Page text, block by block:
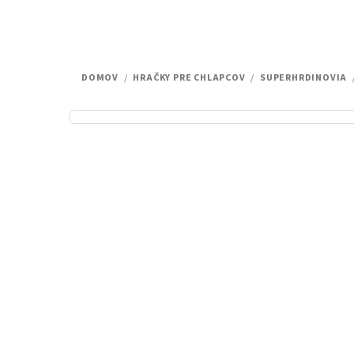
DOMOV / HRAČKY PRE CHLAPCOV / SUPERHRDINOVIA
B